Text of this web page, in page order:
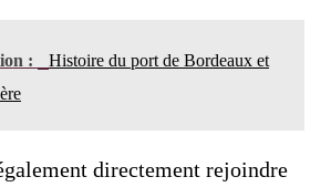
:
Histoire du port de Bordeaux et
directement rejoindre